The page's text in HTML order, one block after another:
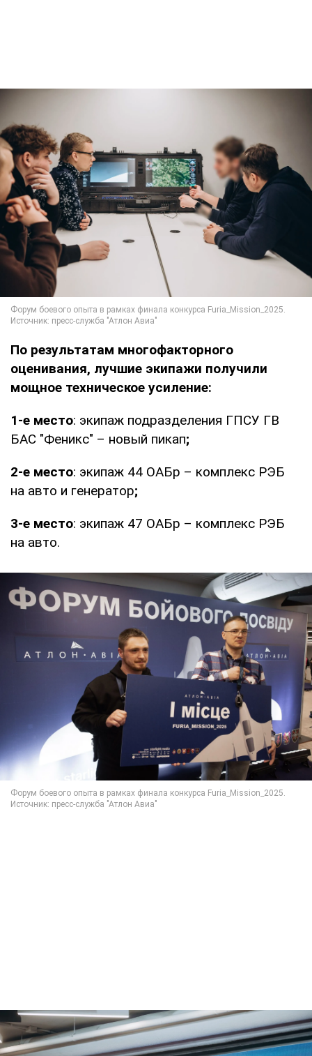
По результатам многофакторного
оценивания, лучшие экипажи получили
мощное техническое усиление:
1-е место: экипаж подразделения ГПСУ ГВ
БАС "Феникс" – новый пикап;
2-е место: экипаж 44 ОАБр – комплекс РЭБ
на авто и генератор;
3-е место: экипаж 47 ОАБр – комплекс РЭБ
на авто.